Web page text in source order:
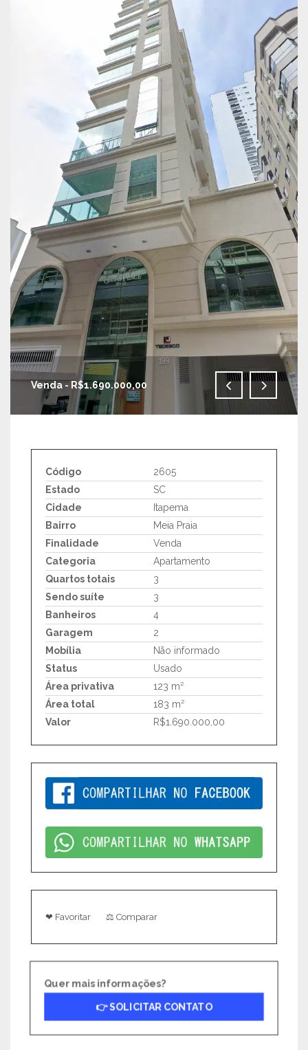
Venda - R$1.690.000,00
Código
2605
Estado
SC
Cidade
Itapema
Bairro
Meia Praia
Finalidade
Venda
Categoria
Apartamento
Quartos totais
3
Sendo suíte
3
Banheiros
4
Garagem
2
Mobília
Não informado
Status
Usado
Área privativa
123 m²
Área total
183 m²
Valor
R$1.690.000,00
❤ Favoritar ⚖ Comparar
Quer mais informações?
👉 SOLICITAR CONTATO